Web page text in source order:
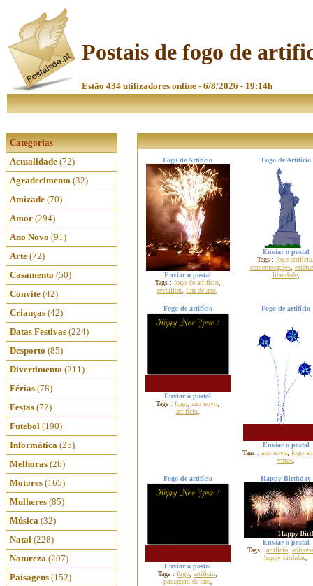
Postais de fogo de
Estão 434 utilizadores online - 6/8/2026 - 19:14h
Categorias
Actualidade (72)
Agradecimento (32)
Amizade (70)
Amor (294)
Ano Novo (91)
Arte (72)
Casamento (50)
Convite (42)
Crianças (42)
Datas Festivas (224)
Desporto (85)
Divertimento (211)
Férias (78)
Festas (72)
Futebol (190)
Informática (25)
Melhoras (26)
Motores (165)
Mulheres (85)
Música (32)
Natal (228)
Natureza (207)
Paisagens (152)
Fogo de Artifício
Enviar o postal
Tags : fogo de artifício,
réveillon fim de ano
Fogo de Artifício
Enviar o postal
Tags : fogo artifício
comemorações,
liberdade,
Fogo de artifício
Enviar o postal
Tags : fogo ano novo
artifício,
Fogo de artifício
Enviar o postal
Tags : ano novo, fogo
votos,
Fogo de artifício
Enviar o postal
Tags : fogo artifício
passagem de ano,
Happy Birthday
Enviar o postal
Tags : artificio
happy birthday,